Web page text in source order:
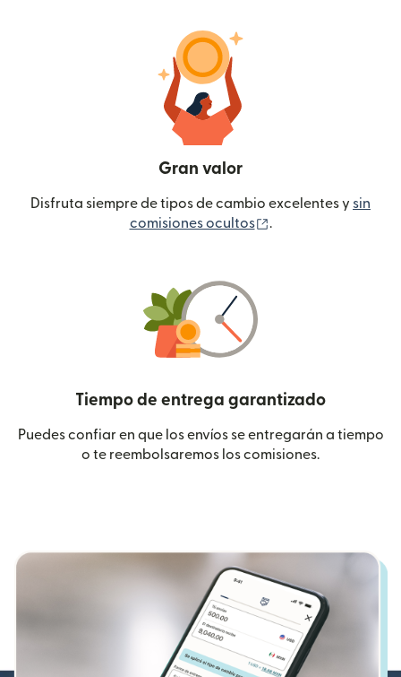
Gran valor
Disfruta siempre de tipos de cambio excelentes y sin
comisiones ocultos
.
Tiempo de entrega garantizado
Puedes confiar en que los envíos se entregarán a tiempo
o te reembolsaremos los comisiones.